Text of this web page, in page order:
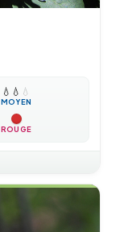
💧 💧 💧
MOYEN
ROUGE